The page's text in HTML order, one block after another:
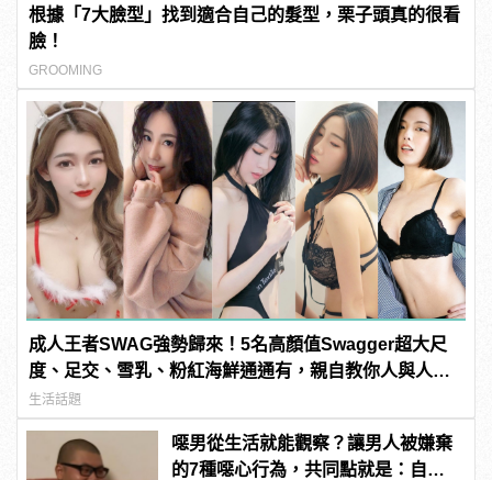
根據「7大臉型」找到適合自己的髮型，栗子頭真的很看
臉！
GROOMING
成人王者SWAG強勢歸來！5名高顏值Swagger超大尺
度、足交、雪乳、粉紅海鮮通通有，親自教你人與人的
連結！ | manfashion這樣變型男
生活話題
噁男從生活就能觀察？讓男人被嫌棄
的7種噁心行為，共同點就是：自以